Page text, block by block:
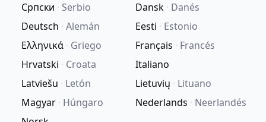
Српски · Serbio Dansk · Danés
Deutsch · Alemán Eesti · Estonio
Ελληνικά · Griego Français · Francés
Hrvatski · Croata
Italiano
Latviešu · Letón Lietuvių · Lituano
Magyar · Húngaro Nederlands · Neerlandés